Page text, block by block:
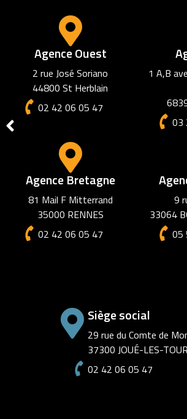
Agence Ouest
2 rue José Soriano
44800 St Herblain
02 42 06 05 47
1 A,B
03
Agence Bretagne
81 Mail F Mitterrand
35000 RENNES
02 42 06 05 47
9
33064
05
Siège social
29 rue du Comte de
37300 JOUÉ-LES-
02 42 06 05 47